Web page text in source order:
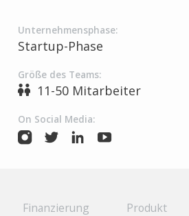
Unternehmensphase:
Startup-Phase
Größe des Teams:
11-50 Mitarbeiter
On Social Media:
Finanzierung Produkt